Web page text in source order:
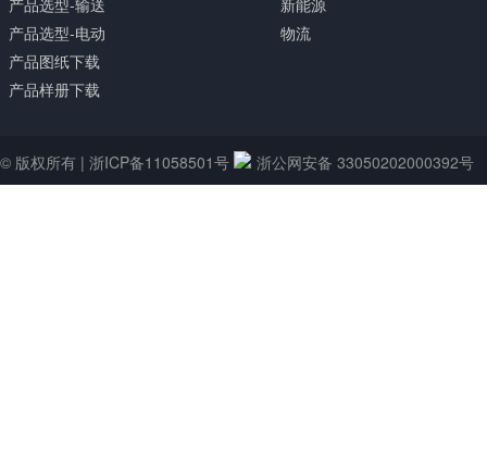
产品选型-输送
产品选型-电动
产品图纸下载
产品样册下载
新能源
物流
© 版权所有 | 浙ICP备11058501号 浙公网安备 33050202000392号